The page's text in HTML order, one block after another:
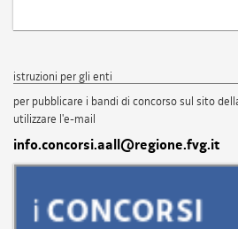
istruzioni per gli enti
per pubblicare i bandi di concorso sul sito
utilizzare l'e-mail
info.concorsi.aall@regione.fvg.it